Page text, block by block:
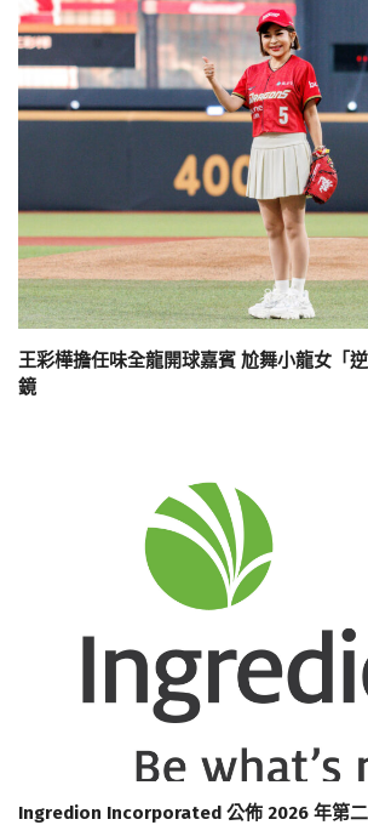
王彩樺擔任味全龍開球嘉賓 尬舞小龍女「
鏡
Ingredion Incorporated 公佈 2026 年第